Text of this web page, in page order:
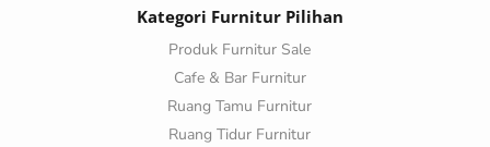
Kategori Furnitur Pilihan
Produk Furnitur Sale
Cafe & Bar Furnitur
Ruang Tamu Furnitur
Ruang Tidur Furnitur